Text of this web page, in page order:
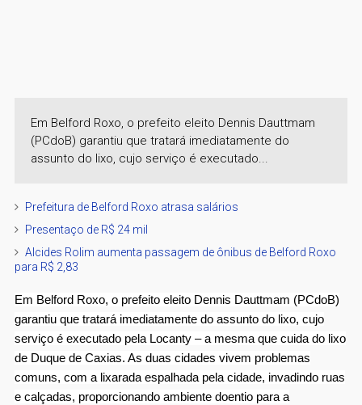
Em Belford Roxo, o prefeito eleito Dennis Dauttmam
(PCdoB) garantiu que tratará imediatamente do
assunto do lixo, cujo serviço é executado...
Prefeitura de Belford Roxo atrasa salários
Presentaço de R$ 24 mil
Alcides Rolim aumenta passagem de ônibus de Belford Roxo
para R$ 2,83
Em Belford Roxo, o prefeito eleito Dennis Dauttmam (PCdoB)
garantiu que tratará imediatamente do assunto do lixo, cujo
serviço é executado pela Locanty – a mesma que cuida do lixo
de Duque de Caxias. As duas cidades vivem problemas
comuns, com a lixarada espalhada pela cidade, invadindo ruas
e calçadas, proporcionando ambiente doentio para a